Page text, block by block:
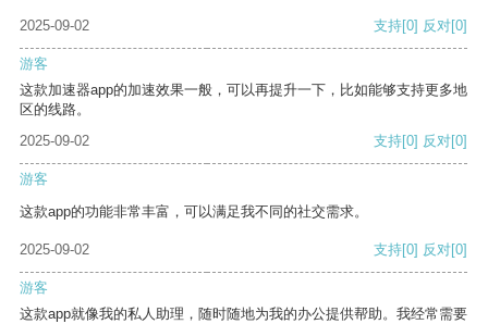
2025-09-02 支持[0] 反对[0]
游客
这款加速器app的加速效果一般，可以再提升一下，比如能够支持更多地
区的线路。
2025-09-02
支持[0] 反对[0]
游客
这款app的功能非常丰富，可以满足我不同的社交需求。
2025-09-02 支持[0] 反对[0]
游客
这款app就像我的私人助理，随时随地为我的办公提供帮助。我经常需要